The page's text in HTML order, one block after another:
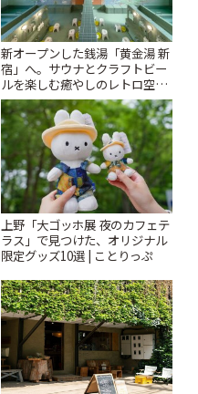
新オープンした銭湯「黄金湯 新
宿」へ。サウナとクラフトビー
ルを楽しむ癒やしのレトロ空間
| ことりっぷ
上野「大ゴッホ展 夜のカフェテ
ラス」で見つけた、オリジナル
限定グッズ10選 | ことりっぷ